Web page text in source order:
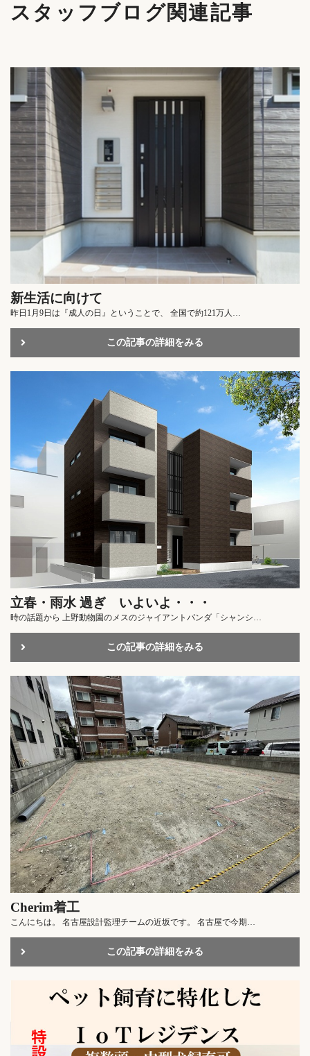
スタッフブログ関連記事
新生活に向けて
昨日1月9日は『成人の日』ということで、 全国で約121万人…
この記事の詳細をみる
立春・雨水 過ぎ いよいよ・・・
時の話題から 上野動物園のメスのジャイアントパンダ「シャンシ…
この記事の詳細をみる
Cherim着工
こんにちは。 名古屋設計監理チームの近坂です。 名古屋で今期…
この記事の詳細をみる